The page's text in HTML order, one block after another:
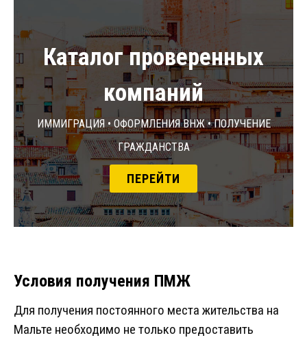
Каталог проверенных
компаний
Иммиграция • Оформления ВНЖ • Получение
гражданства
ПЕРЕЙТИ
Условия получения ПМЖ
Для получения постоянного места жительства на
Мальте необходимо не только предоставить